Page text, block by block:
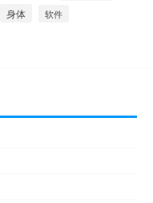
身体 软件